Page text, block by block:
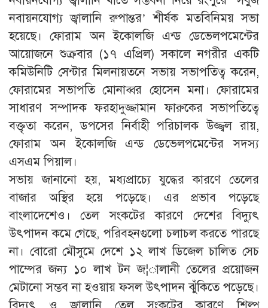
নবায়নযোগ্য জ্বালানি রুপান্তর’ শীর্ষক মতবিনিময় সভা
হয়েছে। ফোরাম অন ইকোলজি এন্ড ডেভেলপমেন্টের
আয়োজনে শুক্রবার (১৭ এপ্রিল) সকালে নগরীর একটি
কমিউনিটি সেন্টার মিলনায়তনে সভায় সভাপতিত্ব করেন,
ফোরামের সভাপতি মোনাব্বর হোসেন মনা। ফোরামের
সাধারণ সম্পাদক ফরহাদুজ্জামান ফারুকের সভাপতিত্বে
বক্তৃতা করেন, ডপসের নির্বাহী পরিচালক উজ্জ্বল রায়,
ফোরাম অন ইকোলজি এন্ড ডেভেলপমেন্টের সদস্য
এসএম পিয়াল।
সভায় জানানো হয়, মধ্যপ্রাচ্যে যুদ্ধের কারণে তেলের
বাজার অস্থির হয়ে পড়েছে। এর প্রভাব পড়েছে
বাংলাদেশেও। তেল সংকটের কারণে দেশের বিদ্যুৎ
উৎপাদন কমে গেছে, পরিবহনগুলো চলাচল করতে পারছে
না। বোরো মৌসুমে দেশে ১২ লাখ ডিজেল চালিত সেচ
পাম্পের জন্য ১০ লাখ টন জ¦ালানী তেলের প্রয়োজন
মেটানো সম্ভব না হওয়ায় ফসল উৎপাদন ঝুঁকিতে পড়েছে।